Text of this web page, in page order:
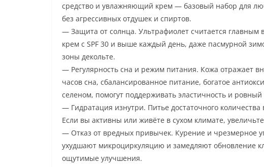
средство и увлажняющий крем — базовый набор для
без агрессивных отдушек и спиртов.
— Защита от солнца. Ультрафиолет считается
крем с SPF 30 и выше каждый день, даже пасмурной
зоны декольте.
— Регулярность сна и режим питания. Кожа отражает
часов сна, сбалансированное питание, богатое
селеном, помогут поддерживать эластичность и ровный
— Гидратация изнутри. Питье достаточного
Если вы активны или живёте в сухом климате,
— Отказ от вредных привычек. Курение и чрезмерное
ухудшают микроциркуляцию и замедляют обновление
ощутимые улучшения.